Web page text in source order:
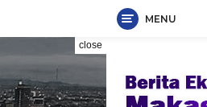
content
MENU
close